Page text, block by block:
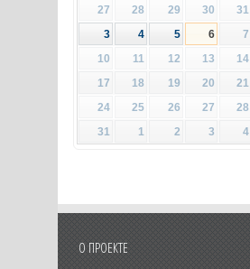
27 28 29 30 31
3
4 5 6 7
10
11 12 13 14
17
18 19 20 21
24
25 26 27 28
31
1 2 3 4
О ПРОЕКТЕ